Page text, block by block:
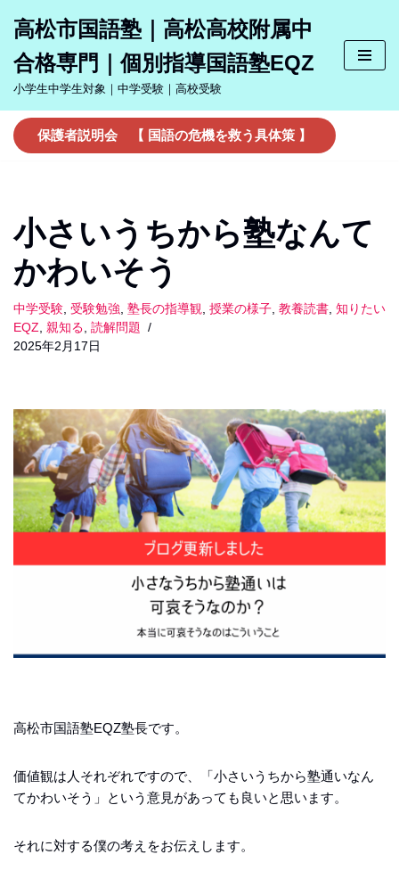
ン
テ
ン
ツ
へ
プ
高松市国語塾｜高松高校附属中
合格専門｜個別指導国語塾EQZ
小学生中学生対象｜中学受験｜高校受験
保護者説明会 【 国語の危機を救う具体策 】
小さいうちから塾なんて
かわいそう
中学受験, 受験勉強, 塾長の指導観, 授業の様子, 教養読書, 知りたい
EQZ, 親知る, 読解問題
2025年2月17日
高松市国語塾EQZ塾長です。
価値観は人それぞれですので、「小さいうちから塾通いなん
てかわいそう」という意見があっても良いと思います。
それに対する僕の考えをお伝えします。